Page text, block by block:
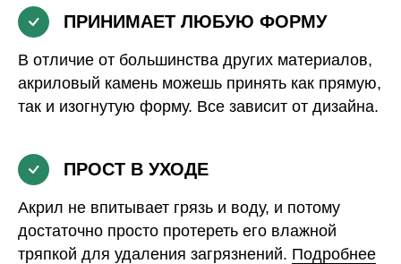
ПРИНИМАЕТ ЛЮБУЮ ФОРМУ
В отличие от большинства других материалов,
акриловый камень можешь принять как прямую,
так и изогнутую форму. Все зависит от дизайна.
ПРОСТ В УХОДЕ
Акрил не впитывает грязь и воду, и потому
достаточно просто протереть его влажной
тряпкой для удаления загрязнений. Подробнее